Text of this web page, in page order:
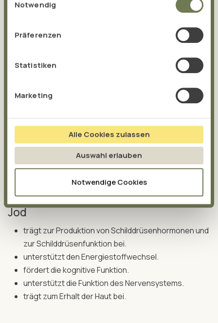
gesammelt haben.
Notwendig
Präferenzen
Statistiken
Marketing
Alle Cookies zulassen
Auswahl erlauben
Notwendige Cookies
Gesundheitsbezogene
Aussagen:
Jod
trägt zur Produktion von Schilddrüsenhormonen und
zur Schilddrüsenfunktion bei.
unterstützt den Energiestoffwechsel.
fördert die kognitive Funktion.
unterstützt die Funktion des Nervensystems.
trägt zum Erhalt der Haut bei.